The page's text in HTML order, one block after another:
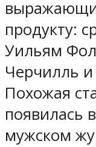
продукту:
Уильям
Черчилль
Похожая
появилась
мужском